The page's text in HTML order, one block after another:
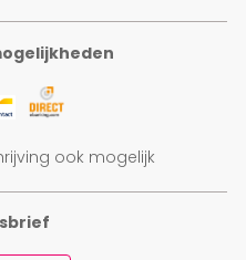
ook mogelijk